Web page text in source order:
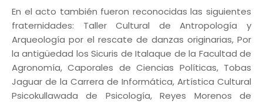
En el acto también fueron reconocidas las siguientes
fraternidades: Taller Cultural de Antropología y
Arqueología por el rescate de danzas originarias, Por
la antigüedad los Sicuris de Italaque de la Facultad de
Agronomía, Caporales de Ciencias Políticas, Tobas
Jaguar de la Carrera de Informática, Artística Cultural
Psicokullawada de Psicología, Reyes Morenos de